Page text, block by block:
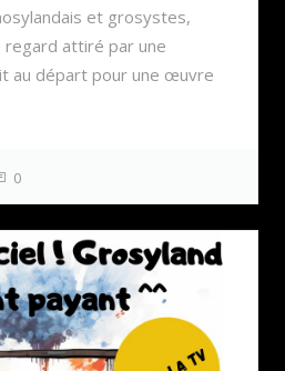
et grosystes,
regard attiré par une
au départ pour une œuvre
0